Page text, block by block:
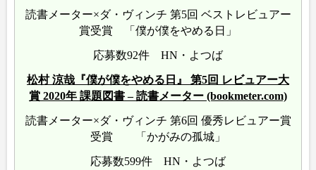
読書メーター×ダ・ヴィンチ 第5回 ベストレビュアー
賞受賞 「僕が僕をやめる日」
応募数92件 HN・よつば
松村 涼哉『僕が僕をやめる日』 第5回 レビュアー大
賞 2020年 課題図書 – 読書メーター (bookmeter.com)
読書メーター×ダ・ヴィンチ 第6回 優秀レビュアー賞
受賞 「かがみの孤城」
応募数599件 HN・よつば